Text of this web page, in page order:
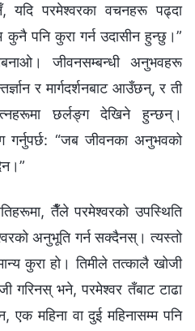
यदि परमेश्‍वरका वचनहरू पढ्दा
पनि कुरा गर्न उदासीन हुन्छु।”
जीवनसम्बन्धी अनुभवहरू
र मार्गदर्शनबाट आउँछन्, र ती
छर्लङ्ग देखिने हुन्छन्।
गर्नुपर्छ: “जब जीवनका अनुभवको
तैँले परमेश्‍वरको उपस्थिति
अनुभूति गर्न सक्दैनस्। त्यस्तो
कुरा हो। तिमीले तत्कालै खोजी
गरिनस् भने, परमेश्‍वर तँबाट टाढा
महिना वा दुई महिनासम्म पनि